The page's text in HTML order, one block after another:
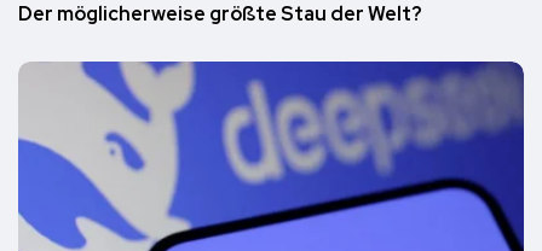
Der möglicherweise größte Stau der Welt?